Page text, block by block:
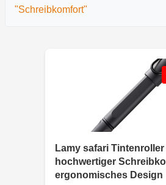
"Schreibkomfort"
Lamy safari
hochwertiger
ergonomisches Design